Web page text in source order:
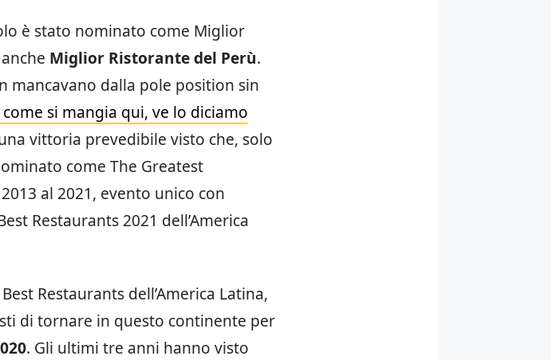
è stato nominato come Miglior
Miglior Ristorante del Perù.
mancavano dalla pole position sin
si mangia qui, ve lo diciamo
vittoria prevedibile visto che, solo
come The Greatest
al 2021, evento unico con
Restaurants 2021 dell’America
Restaurants dell’America Latina,
di tornare in questo continente per
. Gli ultimi tre anni hanno visto